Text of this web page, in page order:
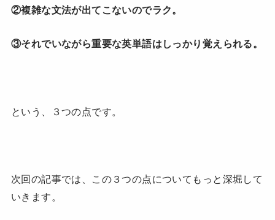
②複雑な文法が出てこないのでラク。
③それでいながら重要な英単語はしっかり覚えられる。
という、３つの点です。
次回の記事では、この３つの点についてもっと深堀して
いきます。